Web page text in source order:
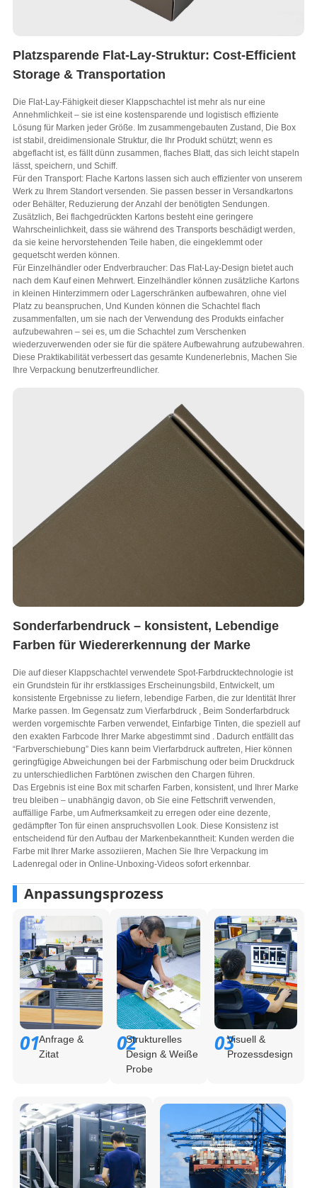
Platzsparende Flat-Lay-Struktur: Cost-Efficient
Storage & Transportation
Die Flat-Lay-Fähigkeit dieser Klappschachtel ist mehr als nur eine
Annehmlichkeit – sie ist eine kostensparende und logistisch effiziente
Lösung für Marken jeder Größe. Im zusammengebauten Zustand, Die Box
ist stabil, dreidimensionale Struktur, die Ihr Produkt schützt; wenn es
abgeflacht ist, es fällt dünn zusammen, flaches Blatt, das sich leicht stapeln
lässt, speichern, und Schiff.
Für den Transport: Flache Kartons lassen sich auch effizienter von unserem
Werk zu Ihrem Standort versenden. Sie passen besser in Versandkartons
oder Behälter, Reduzierung der Anzahl der benötigten Sendungen.
Zusätzlich, Bei flachgedrückten Kartons besteht eine geringere
Wahrscheinlichkeit, dass sie während des Transports beschädigt werden,
da sie keine hervorstehenden Teile haben, die eingeklemmt oder
gequetscht werden können.
Für Einzelhändler oder Endverbraucher: Das Flat-Lay-Design bietet auch
nach dem Kauf einen Mehrwert. Einzelhändler können zusätzliche Kartons
in kleinen Hinterzimmern oder Lagerschränken aufbewahren, ohne viel
Platz zu beanspruchen, Und Kunden können die Schachtel flach
zusammenfalten, um sie nach der Verwendung des Produkts einfacher
aufzubewahren – sei es, um die Schachtel zum Verschenken
wiederzuverwenden oder sie für die spätere Aufbewahrung aufzubewahren.
Diese Praktikabilität verbessert das gesamte Kundenerlebnis, Machen Sie
Ihre Verpackung benutzerfreundlicher.
Sonderfarbendruck – konsistent, Lebendige
Farben für Wiedererkennung der Marke
Die auf dieser Klappschachtel verwendete Spot-Farbdrucktechnologie ist
ein Grundstein für ihr erstklassiges Erscheinungsbild, Entwickelt, um
konsistente Ergebnisse zu liefern, lebendige Farben, die zur Identität Ihrer
Marke passen. Im Gegensatz zum Vierfarbdruck , Beim Sonderfarbdruck
werden vorgemischte Farben verwendet, Einfarbige Tinten, die speziell auf
den exakten Farbcode Ihrer Marke abgestimmt sind . Dadurch entfällt das
“Farbverschiebung” Dies kann beim Vierfarbdruck auftreten, Hier können
geringfügige Abweichungen bei der Farbmischung oder beim Druckdruck
zu unterschiedlichen Farbtönen zwischen den Chargen führen.
Das Ergebnis ist eine Box mit scharfen Farben, konsistent, und Ihrer Marke
treu bleiben – unabhängig davon, ob Sie eine Fettschrift verwenden,
auffällige Farbe, um Aufmerksamkeit zu erregen oder eine dezente,
gedämpfter Ton für einen anspruchsvollen Look. Diese Konsistenz ist
entscheidend für den Aufbau der Markenbekanntheit: Kunden werden die
Farbe mit Ihrer Marke assoziieren, Machen Sie Ihre Verpackung im
Ladenregal oder in Online-Unboxing-Videos sofort erkennbar.
Anpassungsprozess
01Anfrage &
Zitat
02Strukturelles
Design & Weiße
Probe
03Visuell &
Prozessdesign